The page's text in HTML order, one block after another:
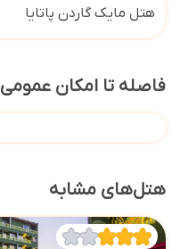
هتل مایک گاردن پاتایا
فاصله تا امکان عمومی
هتل‌های مشابه